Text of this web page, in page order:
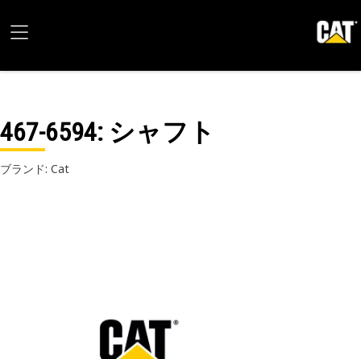
467-6594: シャフト
ブランド: Cat